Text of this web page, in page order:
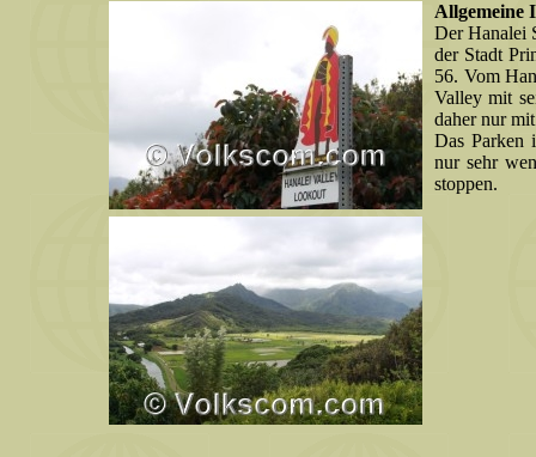
Allgemeine
Der Hanalei
der Stadt
56. Vom
Valley mit
daher nur
Das Parken
nur sehr
stoppen.